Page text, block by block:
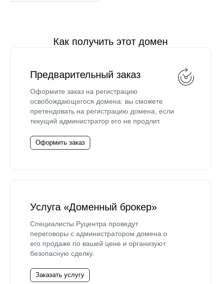
Как получить этот домен
Предварительный заказ
Оформите заказ на регистрацию
освобождающегося домена: вы сможете
претендовать на регистрацию домена, если
текущий администратор его не продлит.
Оформить заказ
Услуга «Доменный брокер»
Специалисты Руцентра проведут
переговоры с администратором домена о
его продаже по вашей цене и организуют
безопасную сделку.
Заказать услугу